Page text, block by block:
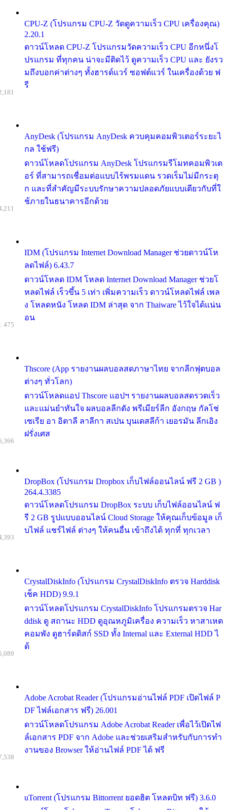
CPU-Z (โปรแกรม CPU-Z วัดดูความเร็ว CPU เครื่องคุณ)
2.20.1
ดาวน์โหลด CPU-Z โปรแกรมวัดความเร็ว CPU อีกหนึ่งโ
ปรแกรม ที่ทุกคน น่าจะมีติดไว้ ดูความเร็ว CPU และ ยังรว
มถึงบอกค่าต่างๆ ทั้งฮารด์แวร์ ซอฟต์แวร์ ในเครื่องด้วย ฟ
รี
AnyDesk (โปรแกรม AnyDesk ควบคุมคอมพิวเตอร์ระยะไ
กล ใช้ฟรี)
ดาวน์โหลดโปรแกรม AnyDesk โปรแกรมรีโมทคอมพิวเต
อร์ ที่สามารถเชื่อมต่อแบบไร้พรมแดน รวดเร็มไม่มีกระตุ
ก และที่สำคัญมีระบบรักษาความปลอดภัยแบบเดียวกับที่ใ
ช้ภายในธนาคารอีกด้วย
IDM (โปรแกรม Internet Download Manager ช่วยดาวน์โห
ลดไฟล์) 6.43.7
ดาวน์โหลด IDM โหลด Internet Download Manager ช่วยโ
หลดไฟล์ เร็วขึ้น 5 เท่า เพิ่มความเร็ว ดาวน์โหลดไฟล์ เพล
ง โหลดหนัง โหลด IDM ล่าสุด จาก Thaiware ไว้ใจได้แน่น
อน
Thscore (App รายงานผลบอลสดภาษาไทย จากลีกฟุตบอล
ต่างๆ ทั่วโลก)
ดาวน์โหลดแอป Thscore แอปฯ รายงานผลบอลสดรวดเร็ว
และแม่นยำทันใจ ผลบอลลีกดัง พรีเมียร์ลีก อังกฤษ กัลโช่
เซเรีย อา อิตาลี ลาลีกา สเปน บุนเดสลีก้า เยอรมัน ลีกเอิง
ฝรั่งเศส
475
DropBox (โปรแกรม Dropbox เก็บไฟล์ออนไลน์ ฟรี 2 GB )
264.4.3385
ดาวน์โหลดโปรแกรม DropBox ระบบ เก็บไฟล์ออนไลน์ ฟ
รี 2 GB รูปแบบออนไลน์ Cloud Storage ให้คุณเก็บข้อมูล เก็
บไฟล์ แชร์ไฟล์ ต่างๆ ให้คนอื่น เข้าถึงได้ ทุกที่ ทุกเวลา
CrystalDiskInfo (โปรแกรม CrystalDiskInfo ตรวจ Harddisk
เช็ค HDD) 9.9.1
ดาวน์โหลดโปรแกรม CrystalDiskInfo โปรแกรมตรวจ Har
ddisk ดู สถานะ HDD ดูอุณหภูมิเครื่อง ความเร็ว หาสาเหต
คอมพัง ดูฮาร์ดดิสก์ SSD ทั้ง Internal และ External HDD ไ
ด้
Adobe Acrobat Reader (โปรแกรมอ่านไฟล์ PDF เปิดไฟล์ P
DF ไฟล์เอกสาร ฟรี) 26.001
ดาวน์โหลดโปรแกรม Adobe Acrobat Reader เพื่อไว้เปิดไฟ
ล์เอกสาร PDF จาก Adobe และช่วยเสริมสำหรับกับการทำ
งานของ Browser ให้อ่านไฟล์ PDF ได้ ฟรี
uTorrent (โปรแกรม Bittorrent ยอดฮิต โหลดบิท ฟรี) 3.6.0